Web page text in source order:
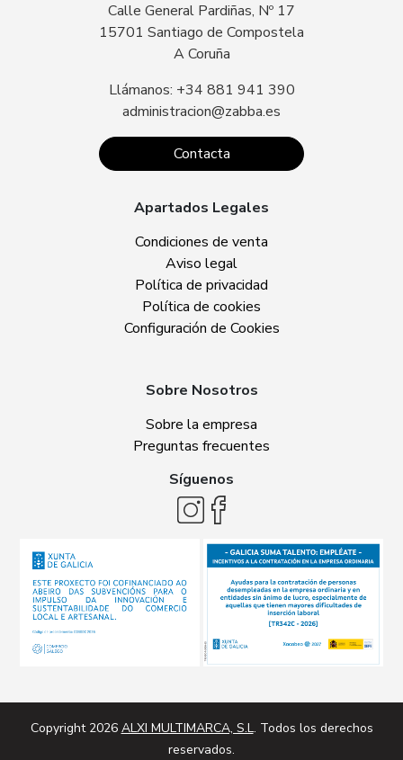
Calle General Pardiñas, Nº 17
15701 Santiago de Compostela
A Coruña
Llámanos: +34 881 941 390
administracion@zabba.es
Contacta
Apartados Legales
Condiciones de venta
Aviso legal
Política de privacidad
Política de cookies
Configuración de Cookies
Sobre Nosotros
Sobre la empresa
Preguntas frecuentes
Síguenos
Copyright 2026 ALXI MULTIMARCA, S.L. Todos los derechos
reservados.